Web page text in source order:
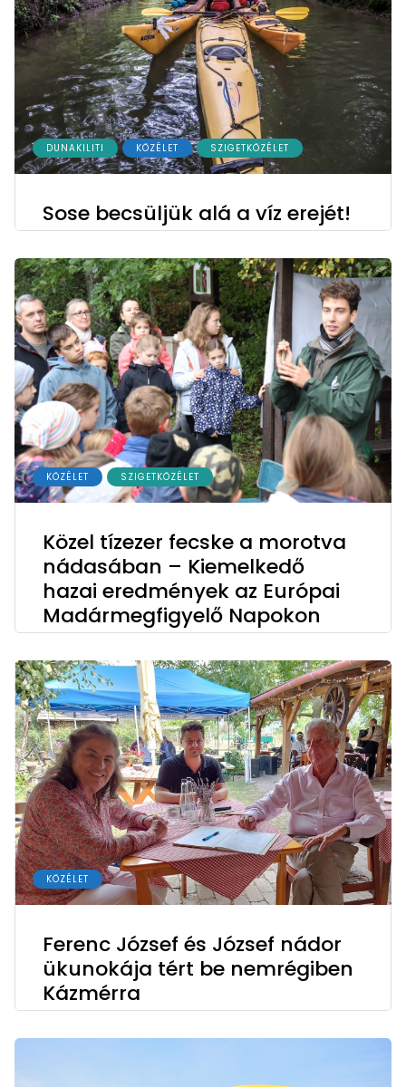
DUNAKILITI KÖZÉLET SZIGETKÖZÉLET
Sose becsüljük alá a víz erejét!
KÖZÉLET SZIGETKÖZÉLET
Közel tízezer fecske a morotva
nádasában – Kiemelkedő
hazai eredmények az Európai
Madármegfigyelő Napokon
KÖZÉLET
Ferenc József és József nádor
ükunokája tért be nemrégiben
Kázmérra